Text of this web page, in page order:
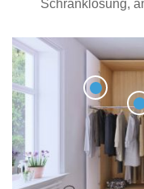
Schranklösung,